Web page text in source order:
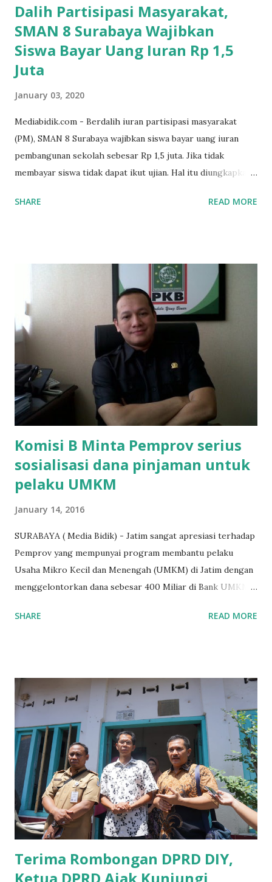
Dalih Partisipasi Masyarakat,
SMAN 8 Surabaya Wajibkan
Siswa Bayar Uang Iuran Rp 1,5
Juta
January 03, 2020
Mediabidik.com - Berdalih iuran partisipasi masyarakat
(PM), SMAN 8 Surabaya wajibkan siswa bayar uang iuran
pembangunan sekolah sebesar Rp 1,5 juta. Jika tidak
membayar siswa tidak dapat ikut ujian. Hal itu diungkapkan
SMAN 8 Jalan Iskandar Muda Surabaya mengatakan, ada
Mujib menambahkan, akhirnya terpaksa ortu nya pinjam
uang tetangga 500 ribu, agar anaknya bisa ikut ujian.
"Kasihan dia sudah tidak punya ayah, ibunya saudara saya,
kerja sebagai pembantu rumah tangga. Tolong dibantu mas,
agar uang bisa kembali,"ungkapnya. Perihal adanya
penarikan uang iuran untuk pembangunan gedung sekolah,
dibenarkan oleh Atika Fadhilah siswa kelas XI saat
diwawancarai. "Benar, bilangnya wajib Rp 1,5 juta dan waktu
terakh...
SHARE READ MORE
Komisi B Minta Pemprov serius
sosialisasi dana pinjaman untuk
pelaku UMKM
January 14, 2016
SURABAYA ( Media Bidik) - Jatim sangat apresiasi terhadap
Pemprov yang mempunyai program membantu pelaku
Usaha Mikro Kecil dan Menengah (UMKM) di Jatim dengan
menggelontorkan dana sebesar 400 Miliar di Bank UMKM
UMKM di Jatim. Namun Chusainuddin,S.Sos Anggota Komisi
yang sebenarnya ada dana pinjaman lunak untuk mereka. "
Ketika saya menjalankan Reses di Blitar,Kediri dan
Tulungagung , banyak masyarakat sana tak mengetahui ada
dana pinjaman lunak di Bank UMKM untuk para pelaku
UMKM, karena sebenarnya jika Pemprov serius
memberikan sosialisasi sampai ke tingkat desa,maka saya
yakin masyarakat sangat senang sekali," ucap pria yang
akrab dipanggil Gus Udin tersebut. Apalagi menyambut
MEA, seharusnya pelaku UMKM sudah mengerti kalau ada
dana pinjaman unt...
SHARE READ MORE
Terima Rombongan DPRD DIY,